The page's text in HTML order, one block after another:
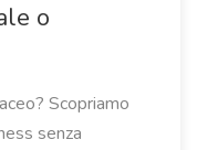
o
Scopriamo
senza